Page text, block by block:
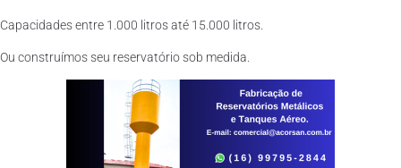
Capacidades entre 1.000 litros até 15.000 litros.
Ou construímos seu reservatório sob medida.